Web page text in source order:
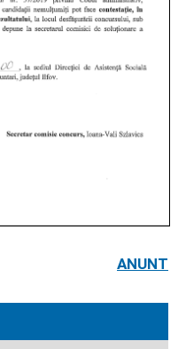
ANUNT